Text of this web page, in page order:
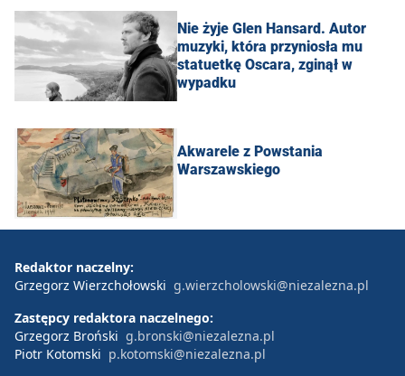
Nie żyje Glen Hansard. Autor
muzyki, która przyniosła mu
statuetkę Oscara, zginął w
wypadku
Akwarele z Powstania
Warszawskiego
Redaktor naczelny:
Grzegorz Wierzchołowski g.wierzcholowski@niezalezna.pl
Zastępcy redaktora naczelnego:
Grzegorz Broński g.bronski@niezalezna.pl
Piotr Kotomski p.kotomski@niezalezna.pl